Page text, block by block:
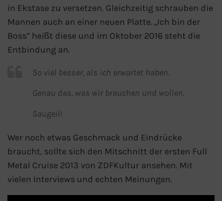
Color Line
DFDS Seaways
FRS Baltic
Scandlines
Stena Line
Fähre nach Dänemark
in Ekstase zu versetzen. Gleichzeitig schrauben die
Mannen auch an einer neuen Platte. „Ich bin der
Boss“ heißt diese und im Oktober 2016 steht die
Entbindung an.
So viel besser, als ich erwartet haben.
Genau das, was wir brauchen und wollen.
Saugeil!
Wer noch etwas Geschmack und Eindrücke
braucht, sollte sich den Mitschnitt der ersten Full
Metal Cruise 2013 von ZDFKultur ansehen. Mit
vielen Interviews und echten Meinungen.